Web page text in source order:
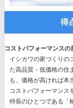
得
コストパフォーマンスの
イシカワの家づくりの
た高品質・低価格の住
も、価格が高ければ本
コストパフォーマンス
特長のひとつである「